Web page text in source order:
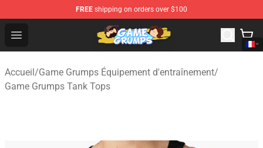
FREE shipping on orders over $100
Open menu
Game Grumps Shop - Official Game Grumps
Accueil/Game Grumps Équipement d'entraînement/
Game Grumps Tank Tops